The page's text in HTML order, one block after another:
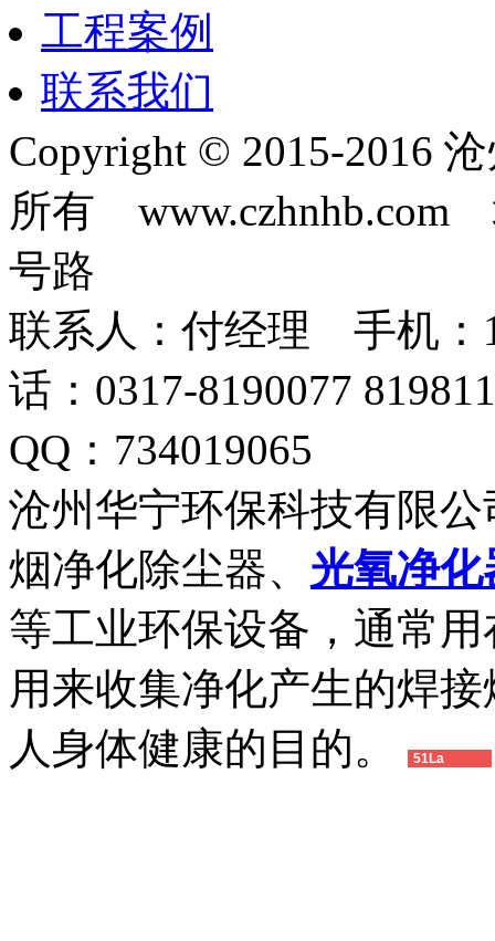
工程案例
联系我们
Copyright © 2015-2016
所有 www.czhnhb.com
号路
联系人：付经理 手机：
话：0317-8190077
QQ：734019065
沧州华宁环保科技有限
烟净化除尘器、 光氧净化
等工业环保设备，通常
用来收集净化产生的焊
人身体健康的目的。
51La